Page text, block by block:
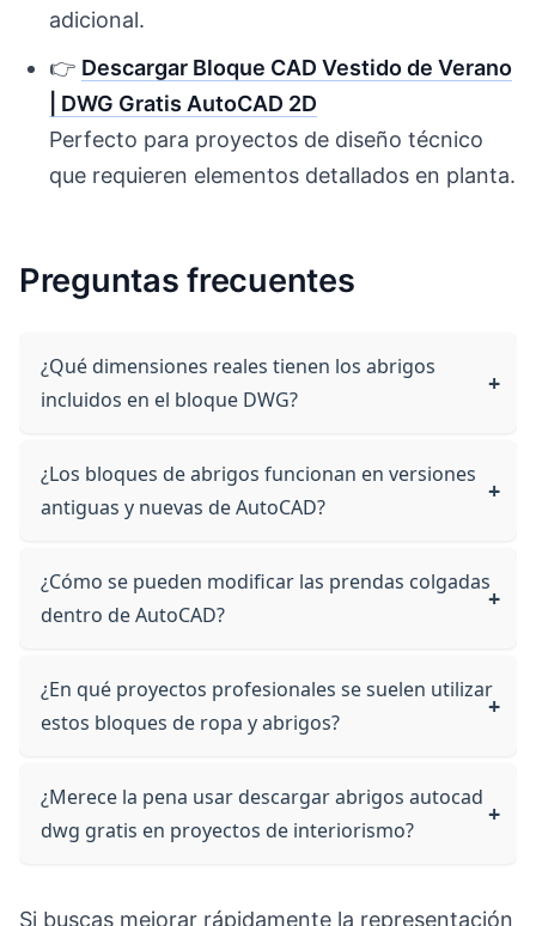
adicional.
👉 Descargar Bloque CAD Vestido de Verano
| DWG Gratis AutoCAD 2D
Perfecto para proyectos de diseño técnico
que requieren elementos detallados en planta.
Preguntas frecuentes
¿Qué dimensiones reales tienen los abrigos
incluidos en el bloque DWG?
¿Los bloques de abrigos funcionan en versiones
antiguas y nuevas de AutoCAD?
¿Cómo se pueden modificar las prendas colgadas
dentro de AutoCAD?
¿En qué proyectos profesionales se suelen utilizar
estos bloques de ropa y abrigos?
¿Merece la pena usar descargar abrigos autocad
dwg gratis en proyectos de interiorismo?
Si buscas mejorar rápidamente la representación